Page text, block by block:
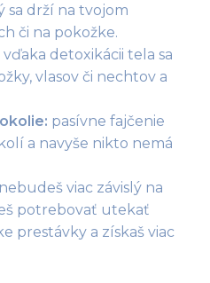
sa drží na tvojom
či na pokožke.
vďaka detoxikácii tela sa
vlasov či nechtov a
pasívne fajčenie
a navyše nikto nemá
nebudeš viac závislý na
potrebovať utekať
prestávky a získaš viac